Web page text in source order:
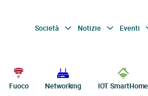
Società Notizie Eventi
Fuoco Networking IOT SmartHome